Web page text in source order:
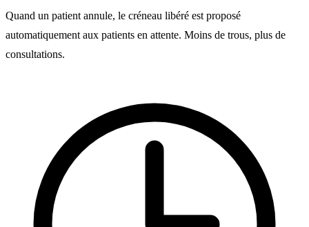
Quand un patient annule, le créneau libéré est proposé
automatiquement aux patients en attente. Moins de trous, plus de
consultations.